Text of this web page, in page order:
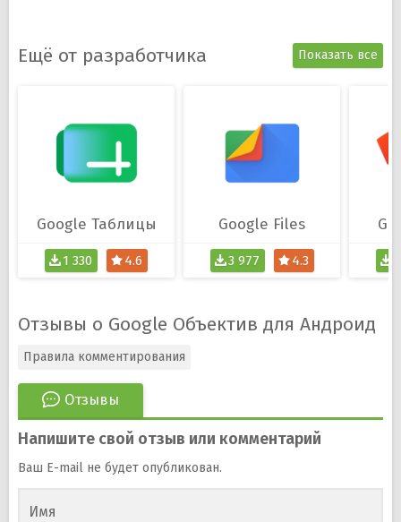
Ещё от разработчика Показать все
Google Таблицы
1 330 4.6
Google Files
3 977 4.3
Отзывы о Google Объектив для Андроид
Отзывы
Правила комментирования
Напишите свой отзыв или комментарий
Ваш E-mail не будет опубликован.
Имя